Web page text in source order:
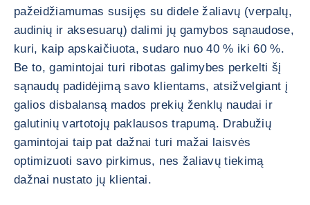
pažeidžiamumas susijęs su didele žaliavų (verpalų,
audinių ir aksesuarų) dalimi jų gamybos sąnaudose,
kuri, kaip apskaičiuota, sudaro nuo 40 % iki 60 %.
Be to, gamintojai turi ribotas galimybes perkelti šį
sąnaudų padidėjimą savo klientams, atsižvelgiant į
galios disbalansą mados prekių ženklų naudai ir
galutinių vartotojų paklausos trapumą. Drabužių
gamintojai taip pat dažnai turi mažai laisvės
optimizuoti savo pirkimus, nes žaliavų tiekimą
dažnai nustato jų klientai.